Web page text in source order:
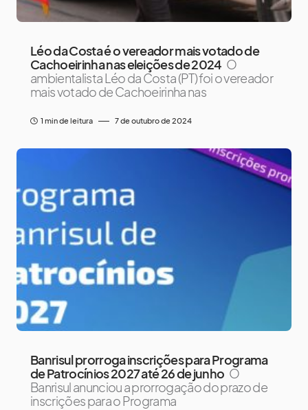
Léo da Costa é o vereador mais votado de
Cachoeirinha nas eleições de 2024 O
ambientalista Léo da Costa (PT) foi o vereador
mais votado de Cachoeirinha nas
1 min de leitura 7 de outubro de 2024
Banrisul prorroga inscrições para Programa
de Patrocínios 2027 até 26 de junho O
Banrisul anunciou a prorrogação do prazo de
inscrições para o Programa